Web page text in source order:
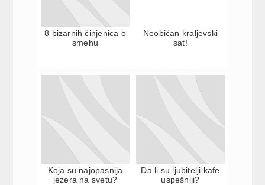
8 bizarnih činjenica o
smehu
Neobičan kraljevski
sat!
Koja su najopasnija
jezera na svetu?
Da li su ljubitelji kafe
uspešniji?